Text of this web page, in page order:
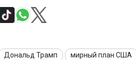
Дональд Трамп мирный план США